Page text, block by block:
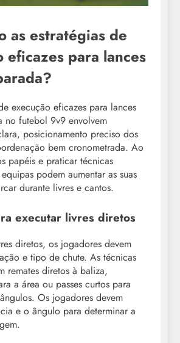
as estratégias de
eficazes para lances
execução eficazes para lances
no futebol 9v9 envolvem
posicionamento preciso dos
bem cronometrada. Ao
papéis e praticar técnicas
podem aumentar as suas
durante livres e cantos.
executar livres diretos
diretos, os jogadores devem
e tipo de chute. As técnicas
remates diretos à baliza,
a área ou passes curtos para
Os jogadores devem
e o ângulo para determinar a